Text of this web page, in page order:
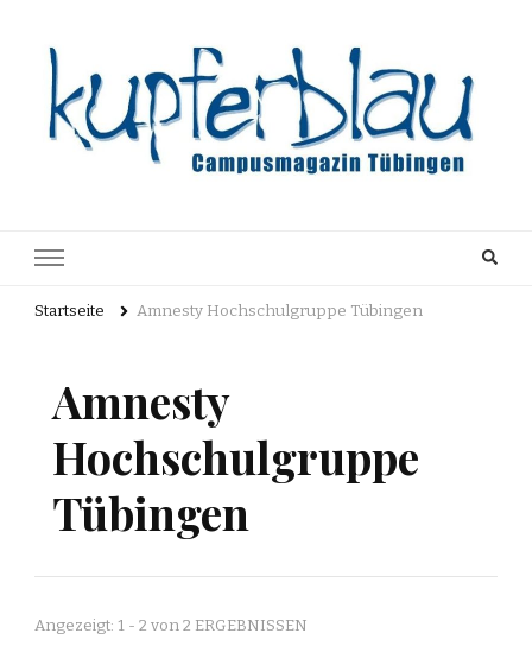
Archiv
Startseite Amnesty Hochschulgruppe Tübingen
Amnesty
Hochschulgruppe
Tübingen
Angezeigt: 1 - 2 von 2 ERGEBNISSEN